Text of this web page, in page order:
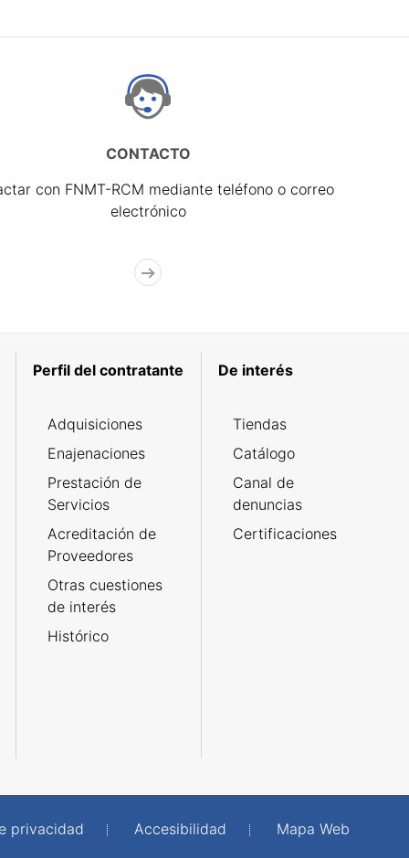
CONTACTO
con FNMT-RCM mediante teléfono o correo
electrónico
Perfil del contratante
Adquisiciones
Enajenaciones
Prestación de
Servicios
Acreditación de
Proveedores
Otras cuestiones
de interés
Histórico
De interés
Tiendas
Catálogo
Canal de
denuncias
Certificaciones
privacidad Accesibilidad
Mapa Web